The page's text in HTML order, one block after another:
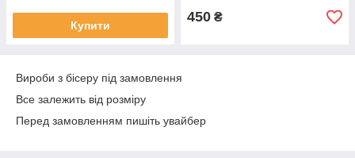
Купити
450 ₴
Вироби з бісеру під замовлення
Все залежить від розміру
Перед замовленням пишіть увайбер